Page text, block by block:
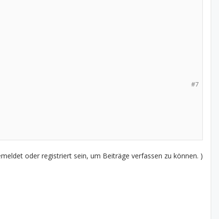
#7
oder registriert sein, um Beiträge verfassen zu können. )